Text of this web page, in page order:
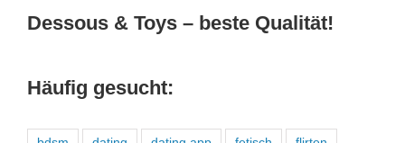
Dessous & Toys – beste Qualität!
Häufig gesucht: